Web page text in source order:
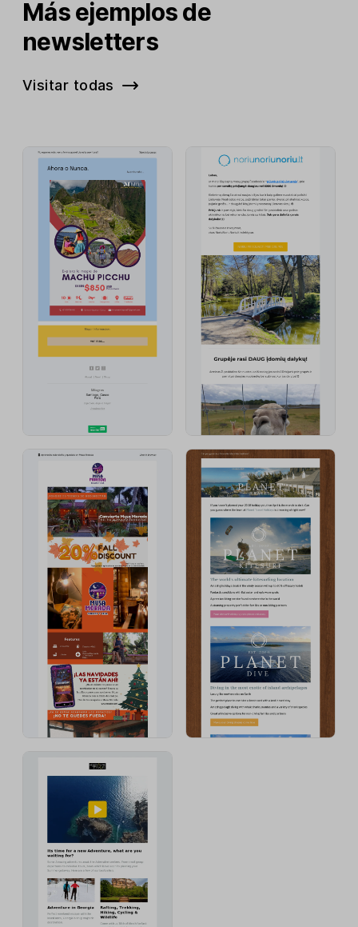
Más ejemplos de
newsletters
Visitar todas